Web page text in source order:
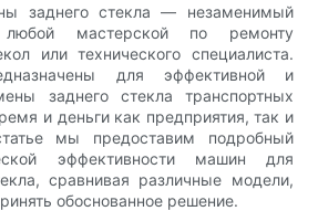
заднего стекла — незаменимый
мастерской по ремонту
или технического специалиста.
для эффективной и
заднего стекла транспортных
и деньги как предприятия, так и
мы предоставим подробный
эффективности машин для
сравнивая различные модели,
обоснованное решение.